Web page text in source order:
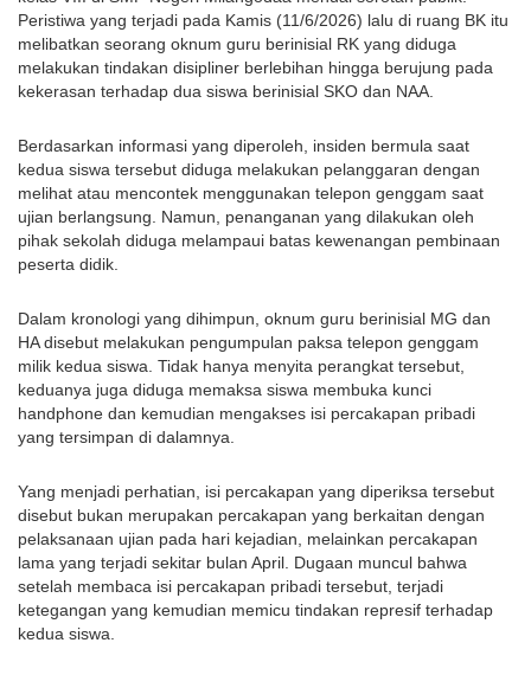
Peristiwa yang terjadi pada Kamis (11/6/2026) lalu di ruang BK itu
melibatkan seorang oknum guru berinisial RK yang diduga
melakukan tindakan disipliner berlebihan hingga berujung pada
kekerasan terhadap dua siswa berinisial SKO dan NAA.
Berdasarkan informasi yang diperoleh, insiden bermula saat
kedua siswa tersebut diduga melakukan pelanggaran dengan
melihat atau mencontek menggunakan telepon genggam saat
ujian berlangsung. Namun, penanganan yang dilakukan oleh
pihak sekolah diduga melampaui batas kewenangan pembinaan
peserta didik.
Dalam kronologi yang dihimpun, oknum guru berinisial MG dan
HA disebut melakukan pengumpulan paksa telepon genggam
milik kedua siswa. Tidak hanya menyita perangkat tersebut,
keduanya juga diduga memaksa siswa membuka kunci
handphone dan kemudian mengakses isi percakapan pribadi
yang tersimpan di dalamnya.
Yang menjadi perhatian, isi percakapan yang diperiksa tersebut
disebut bukan merupakan percakapan yang berkaitan dengan
pelaksanaan ujian pada hari kejadian, melainkan percakapan
lama yang terjadi sekitar bulan April. Dugaan muncul bahwa
setelah membaca isi percakapan pribadi tersebut, terjadi
ketegangan yang kemudian memicu tindakan represif terhadap
kedua siswa.